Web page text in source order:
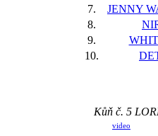
7.
JENNY
8.
9.
10.
Kůň č. 5
video